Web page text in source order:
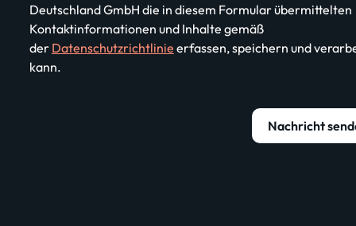
Deutschland GmbH die in diesem Formular übermittelten
Kontaktinformationen und Inhalte gemäß
der Datenschutzrichtlinie erfassen, speichern und
kann.
Nachricht